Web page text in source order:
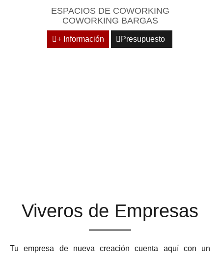
ESPACIOS DE COWORKING
COWORKING BARGAS
+ Información Presupuesto
Viveros de Empresas
Tu empresa de nueva creación cuenta aquí con un